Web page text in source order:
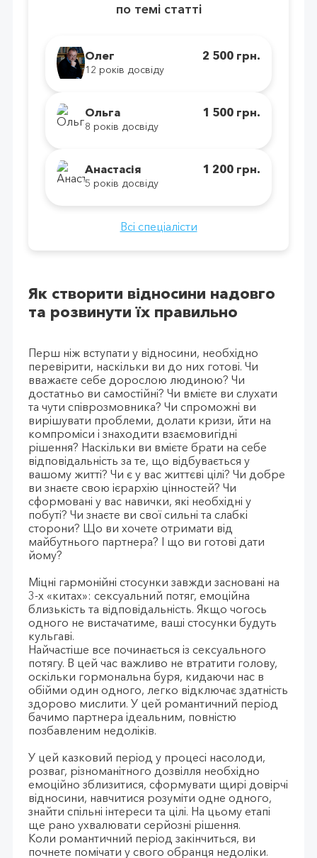
по темі статті
Олег 2 500 грн.
12 років досвіду
Ольга 1 500 грн.
8 років досвіду
Анастасія 1 200 грн.
5 років досвіду
Всі спеціалісти
Як створити відносини надовго
та розвинути їх правильно
Перш ніж вступати у відносини, необхідно
перевірити, наскільки ви до них готові. Чи
вважаєте себе дорослою людиною? Чи
достатньо ви самостійні? Чи вмієте ви слухати
та чути співрозмовника? Чи спроможні ви
вирішувати проблеми, долати кризи, йти на
компроміси і знаходити взаємовигідні
рішення? Наскільки ви вмієте брати на себе
відповідальність за те, що відбувається у
вашому житті? Чи є у вас життєві цілі? Чи добре
ви знаєте свою ієрархію цінностей? Чи
сформовані у вас навички, які необхідні у
побуті? Чи знаєте ви свої сильні та слабкі
сторони? Що ви хочете отримати від
майбутнього партнера? І що ви готові дати
йому?
Міцні гармонійні стосунки завжди засновані на
3-х «китах»: сексуальний потяг, емоційна
близькість та відповідальність. Якщо чогось
одного не вистачатиме, ваші стосунки будуть
кульгаві.
Найчастіше все починається із сексуального
потягу. В цей час важливо не втратити голову,
оскільки гормональна буря, кидаючи нас в
обійми один одного, легко відключає здатність
здорово мислити. У цей романтичний період
бачимо партнера ідеальним, повністю
позбавленим недоліків.
У цей казковий період у процесі насолоди,
розваг, різноманітного дозвілля необхідно
емоційно зблизитися, сформувати щирі довірчі
відносини, навчитися розуміти одне одного,
знайти спільні інтереси та цілі. На цьому етапі
ще рано ухвалювати серйозні рішення.
Коли романтичний період закінчиться, ви
почнете помічати у свого обранця недоліки.